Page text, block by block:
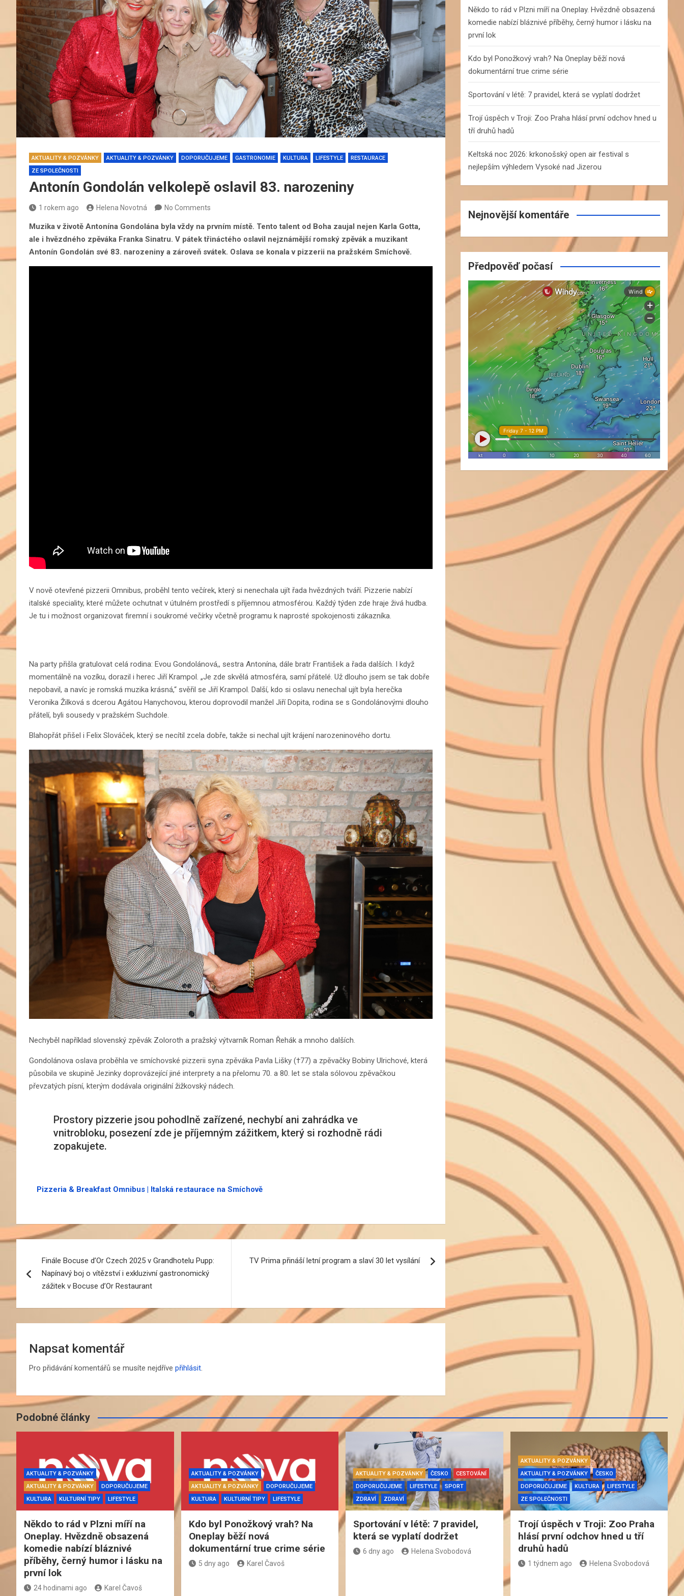
AKTUALITY & POZVÁNKY AKTUALITY & POZVÁNKY DOPORUČUJEME GASTRONOMIE KULTURA LIFESTYLE
RESTAURACE
ZE SPOLEČNOSTI
Antonín Gondolán velkolepě oslavil 83. narozeniny
1 rokem ago Helena Novotná No Comments
Muzika v životě Antonína Gondolána byla vždy na prvním místě. Tento talent od Boha zaujal nejen Karla Gotta,
ale i hvězdného zpěváka Franka Sinatru. V pátek třináctého oslavil nejznámější romský zpěvák a muzikant
Antonín Gondolán své 83. narozeniny a zároveň svátek. Oslava se konala v pizzerii na pražském Smíchově.
V nově otevřené pizzerii Omnibus, proběhl tento večírek, který si nenechala ujít řada hvězdných tváří. Pizzerie nabízí
italské speciality, které můžete ochutnat v útulném prostředí s příjemnou atmosférou. Každý týden zde hraje živá hudba.
Je tu i možnost organizovat firemní i soukromé večírky včetně programu k naprosté spokojenosti zákazníka.
Na party přišla gratulovat celá rodina: Evou Gondolánová,, sestra Antonína, dále bratr František a řada dalších. I když
momentálně na vozíku, dorazil i herec Jiří Krampol. „Je zde skvělá atmosféra, samí přátelé. Už dlouho jsem se tak dobře
nepobavil, a navíc je romská muzika krásná,“ svěřil se Jiří Krampol. Další, kdo si oslavu nenechal ujít byla herečka
Veronika Žilková s dcerou Agátou Hanychovou, kterou doprovodil manžel Jiří Dopita, rodina se s Gondolánovými dlouho
přátelí, byli sousedy v pražském Suchdole.
Blahopřát přišel i Felix Slováček, který se necítil zcela dobře, takže si nechal ujít krájení narozeninového dortu.
Nechyběl například slovenský zpěvák Zoloroth a pražský výtvarník Roman Řehák a mnoho dalších.
Gondolánova oslava proběhla ve smíchovské pizzerii syna zpěváka Pavla Lišky (†77) a zpěvačky Bobiny Ulrichové, která
působila ve skupině Jezinky doprovázející jiné interprety a na přelomu 70. a 80. let se stala sólovou zpěvačkou
převzatých písní, kterým dodávala originální žižkovský nádech.
Prostory pizzerie jsou pohodlně zařízené, nechybí ani zahrádka ve
vnitrobloku, posezení zde je příjemným zážitkem, který si rozhodně rádi
zopakujete.
Pizzeria & Breakfast Omnibus | Italská restaurace na Smíchově
Navigace
pro
příspěvek
Finále Bocuse d’Or Czech 2025 v Grandhotelu Pupp:
Napínavý boj o vítězství i exkluzivní gastronomický
zážitek v Bocuse d’Or Restaurant
TV Prima přináší letní program a slaví 30 let vysílání
Napsat komentář
Pro přidávání komentářů se musíte nejdříve přihlásit.
Někdo to rád v Plzni míří na Oneplay. Hvězdně obsazená
komedie nabízí bláznivé příběhy, černý humor i lásku na
první lok
Kdo byl Ponožkový vrah? Na Oneplay běží nová
dokumentární true crime série
Sportování v létě: 7 pravidel, která se vyplatí dodržet
Trojí úspěch v Troji: Zoo Praha hlásí první odchov hned u
tří druhů hadů
Keltská noc 2026: krkonošský open air festival s
nejlepším výhledem Vysoké nad Jizerou
Nejnovější komentáře
Předpověď počasí
Podobné články
AKTUALITY & POZVÁNKY
AKTUALITY & POZVÁNKY
DOPORUČUJEME
KULTURA
KULTURNÍ TIPY LIFESTYLE
Někdo to rád v Plzni míří na
Oneplay. Hvězdně obsazená
komedie nabízí bláznivé
příběhy, černý humor i lásku na
první lok
24 hodinami ago Karel Čavoš
AKTUALITY & POZVÁNKY
AKTUALITY & POZVÁNKY
DOPORUČUJEME
KULTURA
KULTURNÍ TIPY LIFESTYLE
Kdo byl Ponožkový vrah? Na
Oneplay běží nová
dokumentární true crime série
5 dny ago Karel Čavoš
AKTUALITY & POZVÁNKY ČESKO
CESTOVÁNÍ
DOPORUČUJEME
LIFESTYLE
SPORT
ZDRAVÍ
ZDRAVÍ
Sportování v létě: 7 pravidel,
která se vyplatí dodržet
6 dny ago Helena Svobodová
AKTUALITY & POZVÁNKY
AKTUALITY & POZVÁNKY
ČESKO
DOPORUČUJEME
KULTURA
LIFESTYLE
ZE SPOLEČNOSTI
Trojí úspěch v Troji: Zoo Praha
hlásí první odchov hned u tří
druhů hadů
1 týdnem ago Helena Svobodová